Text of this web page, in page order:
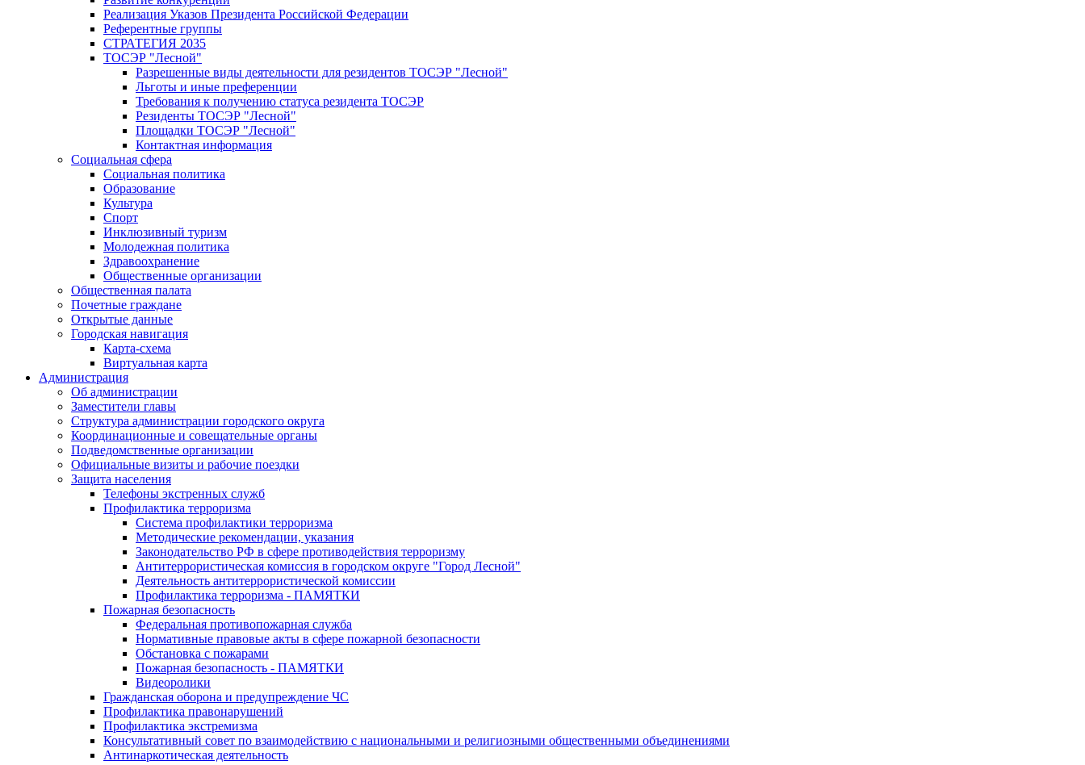
Реализация Указов Президента Российской Федерации
Референтные группы
СТРАТЕГИЯ 2035
ТОСЭР "Лесной"
Разрешенные виды деятельности для резидентов ТОСЭР "Лесной"
Льготы и иные преференции
Требования к получению статуса резидента ТОСЭР
Резиденты ТОСЭР "Лесной"
Площадки ТОСЭР "Лесной"
Контактная информация
Социальная сфера
Социальная политика
Образование
Культура
Спорт
Инклюзивный туризм
Молодежная политика
Здравоохранение
Общественные организации
Общественная палата
Почетные граждане
Открытые данные
Городская навигация
Карта-схема
Виртуальная карта
Администрация
Об администрации
Заместители главы
Структура администрации городского округа
Координационные и совещательные органы
Подведомственные организации
Официальные визиты и рабочие поездки
Защита населения
Телефоны экстренных служб
Профилактика терроризма
Система профилактики терроризма
Методические рекомендации, указания
Законодательство РФ в сфере противодействия терроризму
Антитеррористическая комиссия в городском округе "Город Лесной"
Деятельность антитеррористической комиссии
Профилактика терроризма - ПАМЯТКИ
Пожарная безопасность
Федеральная противопожарная служба
Нормативные правовые акты в сфере пожарной безопасности
Обстановка с пожарами
Пожарная безопасность - ПАМЯТКИ
Видеоролики
Гражданская оборона и предупреждение ЧС
Профилактика правонарушений
Профилактика экстремизма
Консультативный совет по взаимодействию с национальными и религиозными общественными объединениями
Антинаркотическая деятельность